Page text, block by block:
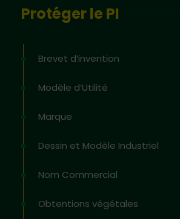
Protéger le PI
Brevet d’invention
Modèle d’Utilité
Marque
Dessin et Modèle Industriel
Nom Commercial
Obtentions végétales